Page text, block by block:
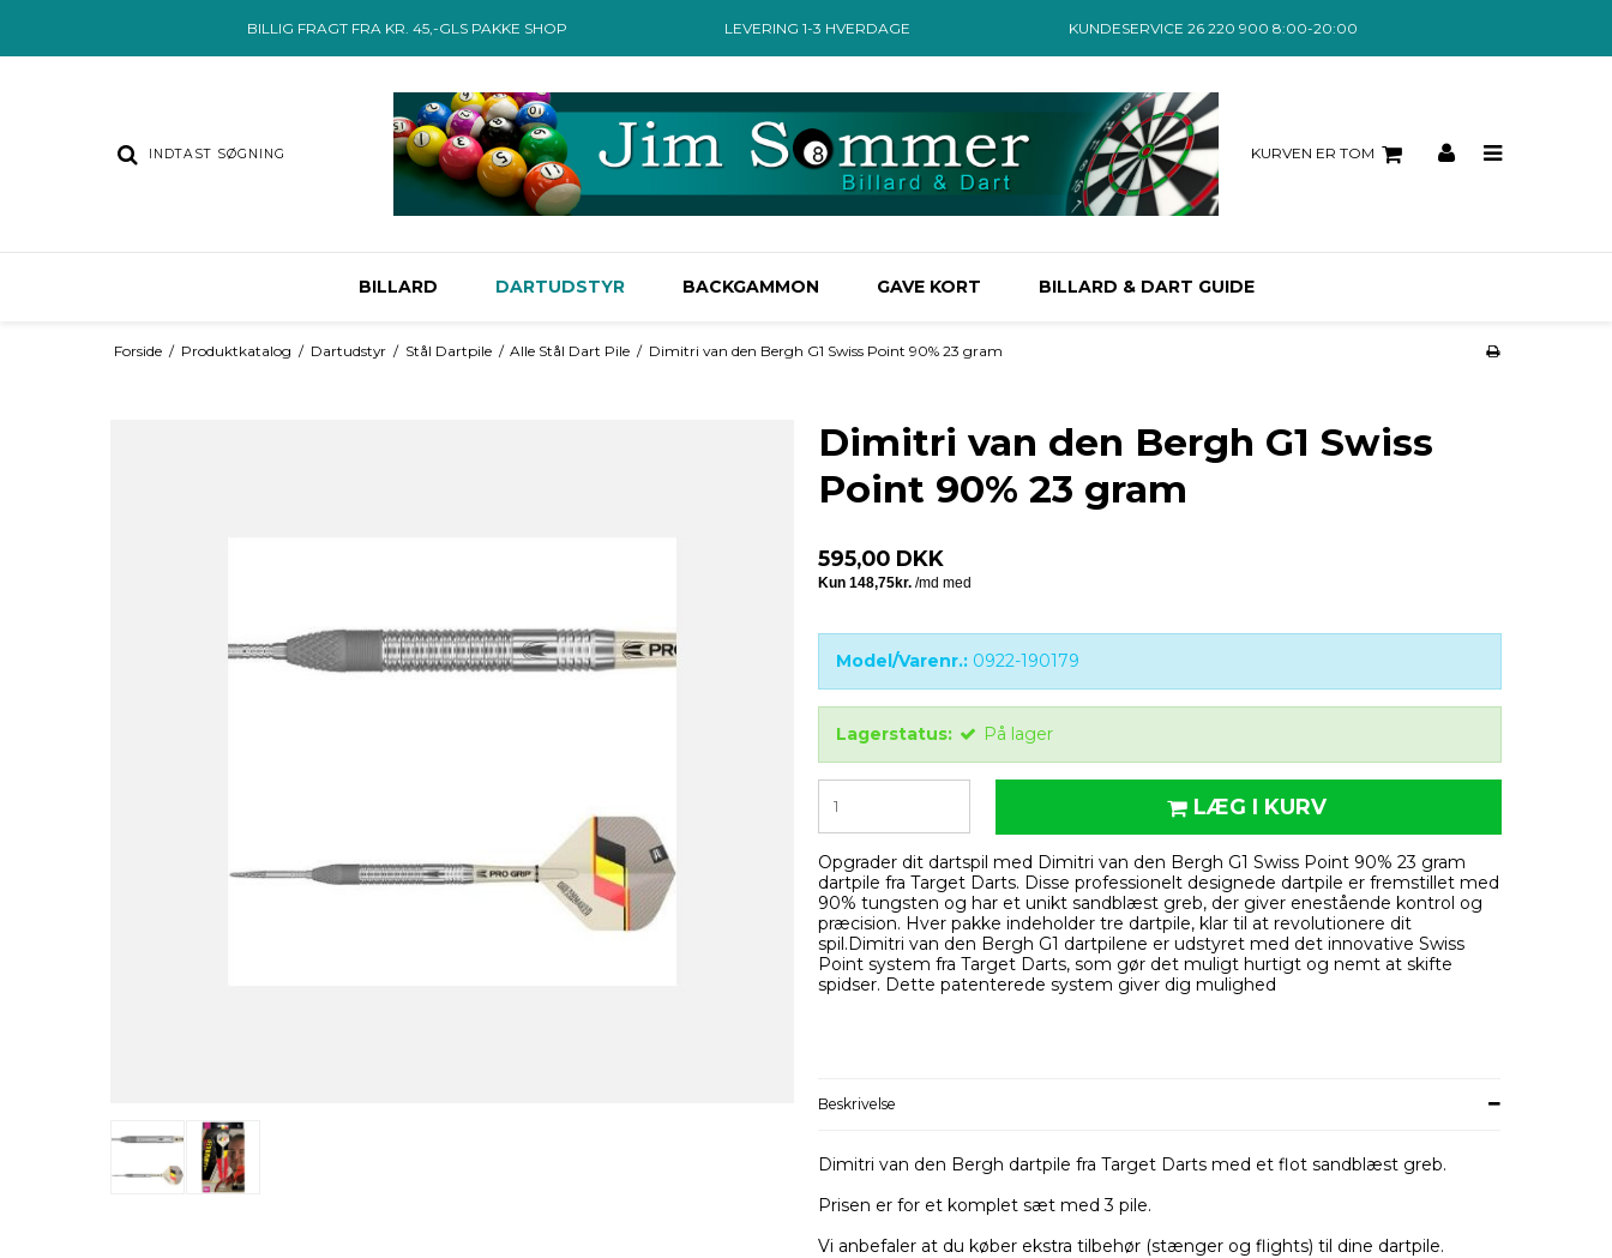
BILLIG FRAGT FRA KR. 45,-GLS PAKKE SHOP LEVERING 1-3 HVERDAGE KUNDESERVICE 26 220 900 8:00-20:00
KURVEN ER TOM
BILLARD DARTUDSTYR BACKGAMMON GAVE KORT BILLARD & DART GUIDE
Forside / Produktkatalog / Dartudstyr / Stål Dartpile / Alle Stål Dart Pile / Dimitri van den Bergh G1 Swiss Point 90% 23 gram
Dimitri van den Bergh G1 Swiss
Point 90% 23 gram
595,00 DKK
Model/Varenr.: 0922-190179
Lagerstatus: På lager
LÆG I KURV
Opgrader dit dartspil med Dimitri van den Bergh G1 Swiss Point 90% 23 gram
dartpile fra Target Darts. Disse professionelt designede dartpile er fremstillet med
90% tungsten og har et unikt sandblæst greb, der giver enestående kontrol og
præcision. Hver pakke indeholder tre dartpile, klar til at revolutionere dit
spil.Dimitri van den Bergh G1 dartpilene er udstyret med det innovative Swiss
Point system fra Target Darts, som gør det muligt hurtigt og nemt at skifte
spidser. Dette patenterede system giver dig mulighed
Beskrivelse
Dimitri van den Bergh dartpile fra Target Darts med et flot sandblæst greb.
Prisen er for et komplet sæt med 3 pile.
Vi anbefaler at du køber ekstra tilbehør (stænger og flights) til dine dartpile.